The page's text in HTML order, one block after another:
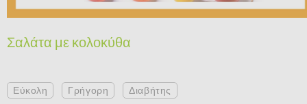
Σαλάτα με κολοκύθα
Εύκολη Γρήγορη Διαβήτης